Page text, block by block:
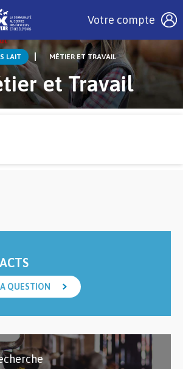
Votre compte
LAIT MÉTIER ET TRAVAIL
et Travail
QUESTION